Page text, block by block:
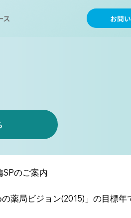
お問
ス
SPのご案内
薬局ビジョン(2015)」の目標年